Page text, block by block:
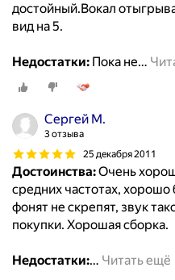
достойный.Вокал
вид на 5.
Недостатки: Пока не…
Сергей М.
3 отзыва
25 декабря 2011
Достоинства:Очень
средних частотах, хорошо
фонят не скрепят, звук
покупки. Хорошая сборка.
Недостатки:… Читать ещё